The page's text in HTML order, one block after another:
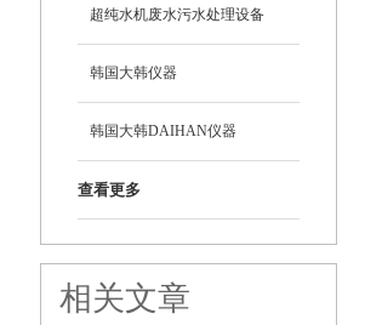
超纯水机废水污水处理设备
韩国大韩仪器
韩国大韩DAIHAN仪器
查看更多
相关文章